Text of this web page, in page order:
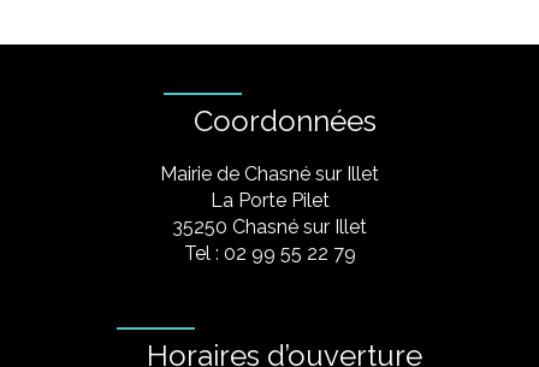
Coordonnées
Mairie de Chasné sur Illet
La Porte Pilet
35250 Chasné sur Illet
Tel : 02 99 55 22 79
Horaires d’ouverture